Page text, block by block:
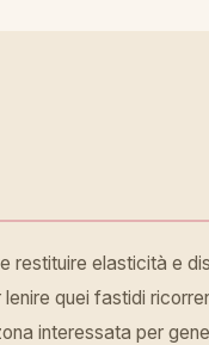
restituire elasticità e
quei fastidi
interessata per